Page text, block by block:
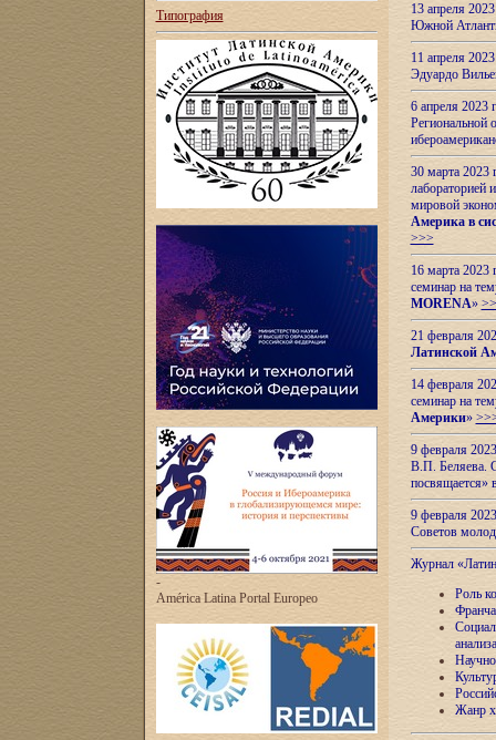
Типография
-
América Latina Portal Europeo
13 апреля
Южной
11 апреля
Эдуардо
6 апреля
Региональной
30 марта 2023
лабораторией
мировой
Америка в
>>>
16 марта 2023
семинар на
MORENA»
21 февраля
Латинской
14 февраля
семинар на
Америки»
9 февраля
В.П. Беляева.
посвящается»
9 февраля
Советов
Журнал
Роль
анализа
Жанр